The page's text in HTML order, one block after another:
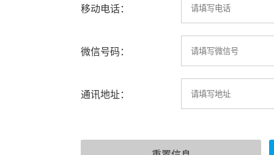
移动电话：
微信号码：
通讯地址：